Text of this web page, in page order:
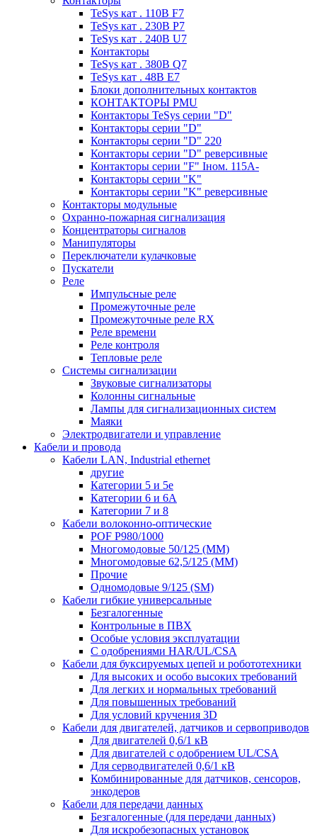
TeSys кат . 110В F7
TeSys кат . 230В P7
TeSys кат . 240В U7
Контакторы
TeSys кат . 380В Q7
TeSys кат . 48В E7
Блоки дополнительных контактов
КОНТАКТОРЫ PMU
Контакторы TeSys серии "D"
Контакторы серии "D"
Контакторы серии "D" 220
Контакторы серии "D" реверсивные
Контакторы серии "F" Iном. 115А-
Контакторы серии "K"
Контакторы серии "K" реверсивные
Контакторы модульные
Охранно-пожарная сигнализация
Концентраторы сигналов
Манипуляторы
Переключатели кулачковые
Пускатели
Реле
Импульсные реле
Промежуточные реле
Промежуточные реле RX
Реле времени
Реле контроля
Тепловые реле
Системы сигнализации
Звуковые сигнализаторы
Колонны сигнальные
Лампы для сигнализационных систем
Маяки
Электродвигатели и управление
Кабели и провода
Кабели LAN, Industrial ethernet
другие
Категории 5 и 5е
Категории 6 и 6A
Категории 7 и 8
Кабели волоконно-оптические
POF P980/1000
Многомодовые 50/125 (ММ)
Многомодовые 62,5/125 (ММ)
Прочие
Одномодовые 9/125 (SM)
Кабели гибкие универсальные
Безгалогенные
Контрольные в ПВХ
Особые условия эксплуатации
С одобрениями HAR/UL/CSA
Кабели для буксируемых цепей и робототехники
Для высоких и особо высоких требований
Для легких и нормальных требований
Для повышенных требований
Для условий кручения 3D
Кабели для двигателей, датчиков и сервоприводов
Для двигателей 0,6/1 кВ
Для двигателей с одобрением UL/CSA
Для серводвигателей 0,6/1 кВ
Комбинированные для датчиков, cенсоров,
энкодеров
Кабели для передачи данных
Безгалогенные (для передачи данных)
Для искробезопасных установок